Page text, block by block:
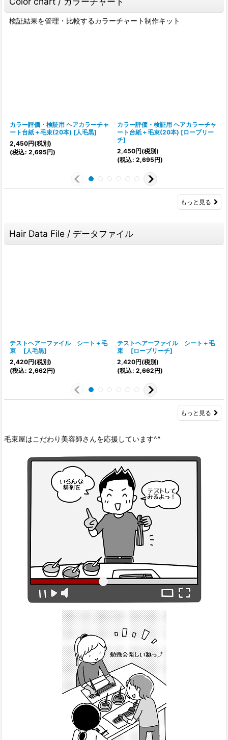
検証結果を管理・比較するカラーチャート制作キット
カラー評価・検証用 ヘアカラーチャ
ート台紙＋毛束(20本) [人毛黒]
2,450円(税別)
(税込: 2,695円)
カラー評価・検証用 ヘアカラーチャ
ート台紙＋毛束(20本) [ローブリー
チ]
2,450円(税別)
(税込: 2,695円)
もっと見る
Hair Data File / データファイル
テストヘアーファイル シート＋毛
束
[人毛黒]
2,420円(税別)
(税込: 2,662円)
テストヘアーファイル シート＋毛
束
[ローブリーチ]
2,420円(税別)
(税込: 2,662円)
もっと見る
毛束屋はこだわり美容師さんを応援しています^^